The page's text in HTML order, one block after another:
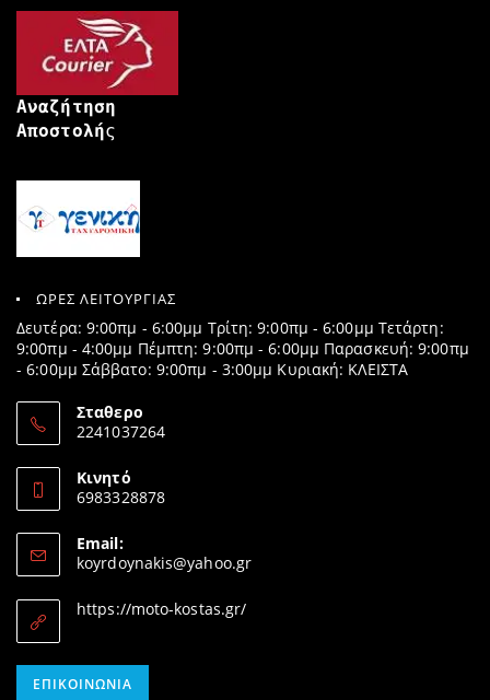
Αναζήτηση
Αποστολής
ΩΡΕΣ ΛΕΙΤΟΥΡΓΙΑΣ
Δευτέρα: 9:00πμ - 6:00μμ Τρίτη: 9:00πμ - 6:00μμ Τετάρτη:
9:00πμ - 4:00μμ Πέμπτη: 9:00πμ - 6:00μμ Παρασκευή: 9:00πμ
- 6:00μμ Σάββατο: 9:00πμ - 3:00μμ Κυριακή: ΚΛΕΙΣΤΑ
Σταθερο
2241037264
in
your
Κινητό
6983328878
in
your
Email:
koyrdoynakis@yahoo.grOpens
https://moto-kostas.gr/
ΕΠΙΚΟΙΝΩΝΊΑ